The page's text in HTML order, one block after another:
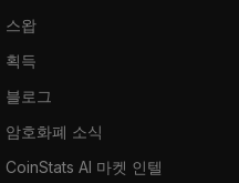
스왑
획득
블로그
암호화폐 소식
CoinStats AI 마켓 인텔